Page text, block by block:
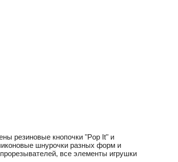
резиновые кнопочки "Pop It" и
шнурочки разных форм и
все элементы игрушки